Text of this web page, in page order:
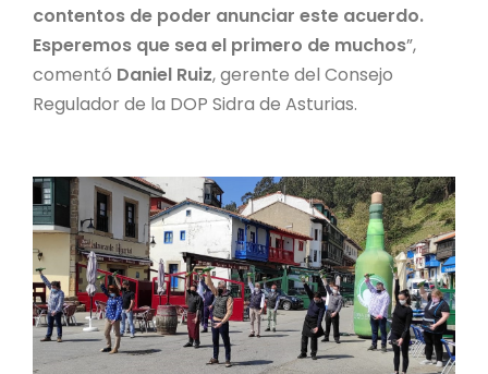
contentos de poder anunciar este acuerdo.
Esperemos que sea el primero de muchos”,
comentó Daniel Ruiz, gerente del Consejo
Regulador de la DOP Sidra de Asturias.